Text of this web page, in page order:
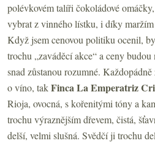
polévkovém talíři čokoládové
vybrat z vinného lístku, i díky
Když jsem cenovou politiku ocenil,
trochu „zaváděcí akce“ a ceny
snad zůstanou rozumné.
o víno, takFinca La Emperatriz
Rioja, ovocná, s kořenitými tóny a
trochu výraznějším dřevem, čistá,
delší, velmi slušná. Svědčí ji trochu